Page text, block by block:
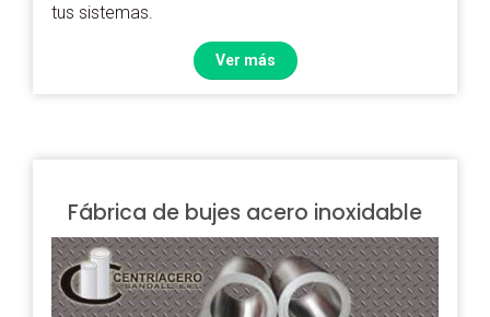
tus sistemas.
Ver más
Fábrica de bujes acero inoxidable